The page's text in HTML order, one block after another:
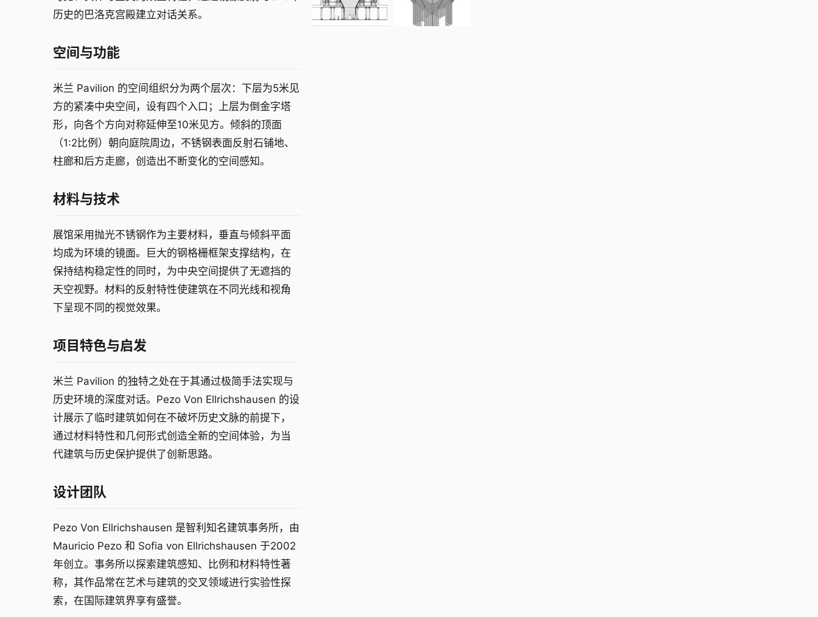
历史的巴洛克宫殿建立对话关系。
空间与功能
米兰 Pavilion 的空间组织分为两个层次：下层为5米见
方的紧凑中央空间，设有四个入口；上层为倒金字塔
形，向各个方向对称延伸至10米见方。倾斜的顶面
（1:2比例）朝向庭院周边，不锈钢表面反射石铺地、
柱廊和后方走廊，创造出不断变化的空间感知。
材料与技术
展馆采用抛光不锈钢作为主要材料，垂直与倾斜平面
均成为环境的镜面。巨大的钢格栅框架支撑结构，在
保持结构稳定性的同时，为中央空间提供了无遮挡的
天空视野。材料的反射特性使建筑在不同光线和视角
下呈现不同的视觉效果。
项目特色与启发
米兰 Pavilion 的独特之处在于其通过极简手法实现与
历史环境的深度对话。Pezo Von Ellrichshausen 的设
计展示了临时建筑如何在不破坏历史文脉的前提下，
通过材料特性和几何形式创造全新的空间体验，为当
代建筑与历史保护提供了创新思路。
设计团队
Pezo Von Ellrichshausen 是智利知名建筑事务所，由
Mauricio Pezo 和 Sofia von Ellrichshausen 于2002
年创立。事务所以探索建筑感知、比例和材料特性著
称，其作品常在艺术与建筑的交叉领域进行实验性探
索，在国际建筑界享有盛誉。